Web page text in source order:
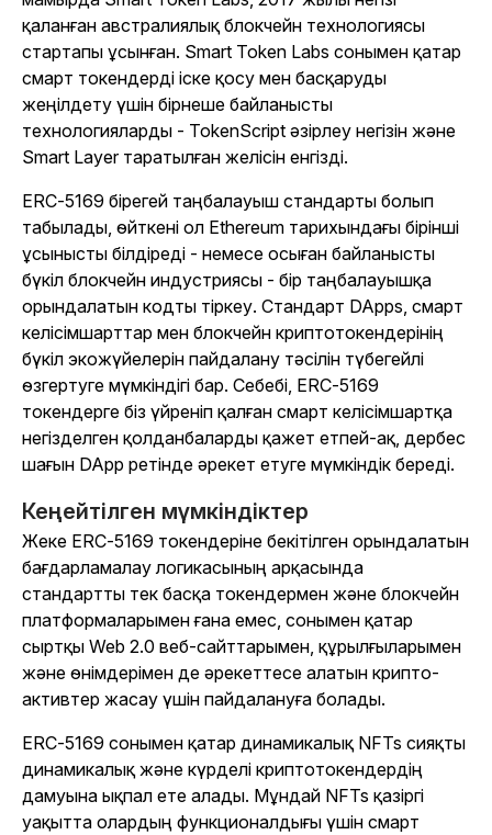
қаланған австралиялық блокчейн технологиясы
стартапы ұсынған. Smart Token Labs сонымен қатар
смарт токендерді іске қосу мен басқаруды
жеңілдету үшін бірнеше байланысты
технологияларды - TokenScript әзірлеу негізін және
Smart Layer таратылған желісін енгізді.
ERC-5169 бірегей таңбалауыш стандарты болып
табылады, өйткені ол Ethereum тарихындағы бірінші
ұсынысты білдіреді - немесе осыған байланысты
бүкіл блокчейн индустриясы - бір таңбалауышқа
орындалатын кодты тіркеу. Стандарт DApps, смарт
келісімшарттар мен блокчейн криптотокендерінің
бүкіл экожүйелерін пайдалану тәсілін түбегейлі
өзгертуге мүмкіндігі бар. Себебі, ERC-5169
токендерге біз үйреніп қалған смарт келісімшартқа
негізделген қолданбаларды қажет етпей-ақ, дербес
шағын DApp ретінде әрекет етуге мүмкіндік береді.
Кеңейтілген мүмкіндіктер
Жеке ERC-5169 токендеріне бекітілген орындалатын
бағдарламалау логикасының арқасында
стандартты тек басқа токендермен және блокчейн
платформаларымен ғана емес, сонымен қатар
сыртқы Web 2.0 веб-сайттарымен, құрылғыларымен
және өнімдерімен де әрекеттесе алатын крипто-
активтер жасау үшін пайдалануға болады.
ERC-5169 сонымен қатар динамикалық NFTs сияқты
динамикалық және күрделі криптотокендердің
дамуына ықпал ете алады. Мұндай NFTs қазіргі
уақытта олардың функционалдығы үшін смарт